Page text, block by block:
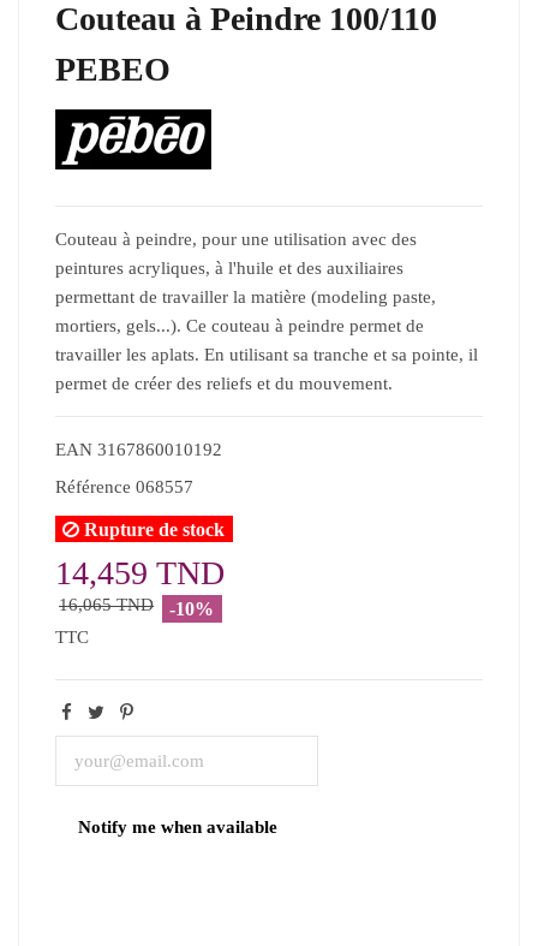
Couteau à Peindre 100/110
PEBEO
Couteau à peindre, pour une utilisation avec des
peintures acryliques, à l'huile et des auxiliaires
permettant de travailler la matière (modeling paste,
mortiers, gels...). Ce couteau à peindre permet de
travailler les aplats. En utilisant sa tranche et sa pointe, il
permet de créer des reliefs et du mouvement.
EAN 3167860010192
Référence 068557
Rupture de stock
14,459 TND
16,065 TND -10%
TTC